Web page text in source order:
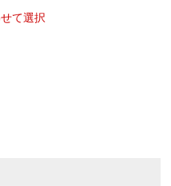
て選択